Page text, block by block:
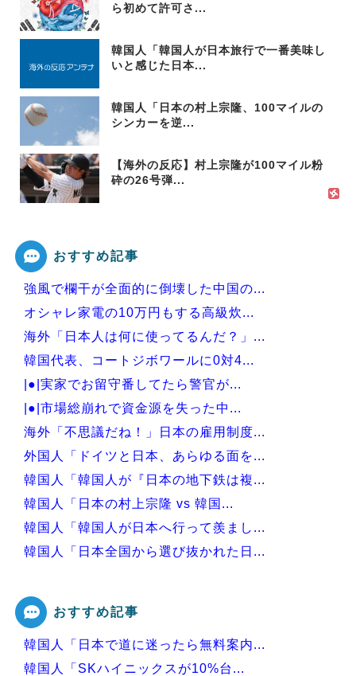
ら初めて許可さ...
韓国人「韓国人が日本旅行で一番美味し
いと感じた日本...
韓国人「日本の村上宗隆、100マイルの
シンカーを逆...
【海外の反応】村上宗隆が100マイル粉
砕の26号弾...
おすすめ記事
強風で欄干が全面的に倒壊した中国の...
オシャレ家電の10万円もする高級炊...
海外「日本人は何に使ってるんだ？」...
韓国代表、コートジボワールに0対4...
|●|実家でお留守番してたら警官が...
|●|市場総崩れで資金源を失った中...
海外「不思議だね！」日本の雇用制度...
外国人「ドイツと日本、あらゆる面を...
韓国人「韓国人が『日本の地下鉄は複...
韓国人「日本の村上宗隆 vs 韓国...
韓国人「韓国人が日本へ行って羨まし...
韓国人「日本全国から選び抜かれた日...
Powered by livedoor 相互RSS
おすすめ記事
韓国人「日本で道に迷ったら無料案内...
韓国人「SKハイニックスが10%台...